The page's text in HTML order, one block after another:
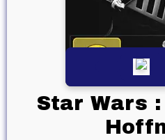
Star Wars